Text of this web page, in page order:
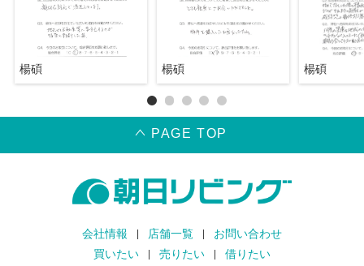
楊碩 楊碩 楊碩
PAGE TOP
会社情報 店舗一覧
お問い合わせ
買いたい
売りたい 借りたい